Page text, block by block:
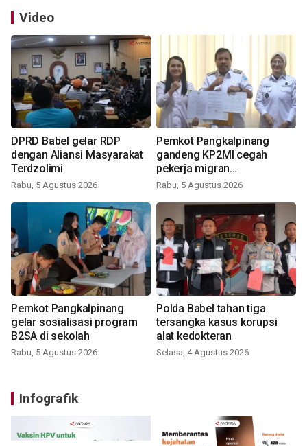
Video
DPRD Babel gelar RDP
dengan Aliansi Masyarakat
Terdzolimi
Rabu, 5 Agustus 2026
Pemkot Pangkalpinang
gandeng KP2MI cegah
pekerja migran
nonprosedural
Rabu, 5 Agustus 2026
Pemkot Pangkalpinang
gelar sosialisasi program
B2SA di sekolah
Rabu, 5 Agustus 2026
Polda Babel tahan tiga
tersangka kasus korupsi
alat kedokteran
Selasa, 4 Agustus 2026
Infografik